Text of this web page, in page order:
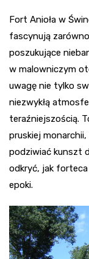
Fort Anioła w
fascynują
poszukujące
w malowniczym
uwagę nie tylko
niezwykłą
teraźniejszością.
pruskiej
podziwiać kunszt
odkryć, jak forteca
epoki.